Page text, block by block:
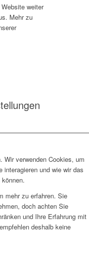
weiter
Mehr zu
Wir verwenden Cookies, um
interagieren und wie wir das
mehr zu erfahren. Sie
doch achten Sie
und Ihre Erfahrung mit
deshalb keine